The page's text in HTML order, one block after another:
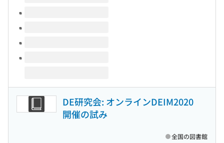
DE研究会: オンラインDEIM2020
開催の試み
全国の図書館